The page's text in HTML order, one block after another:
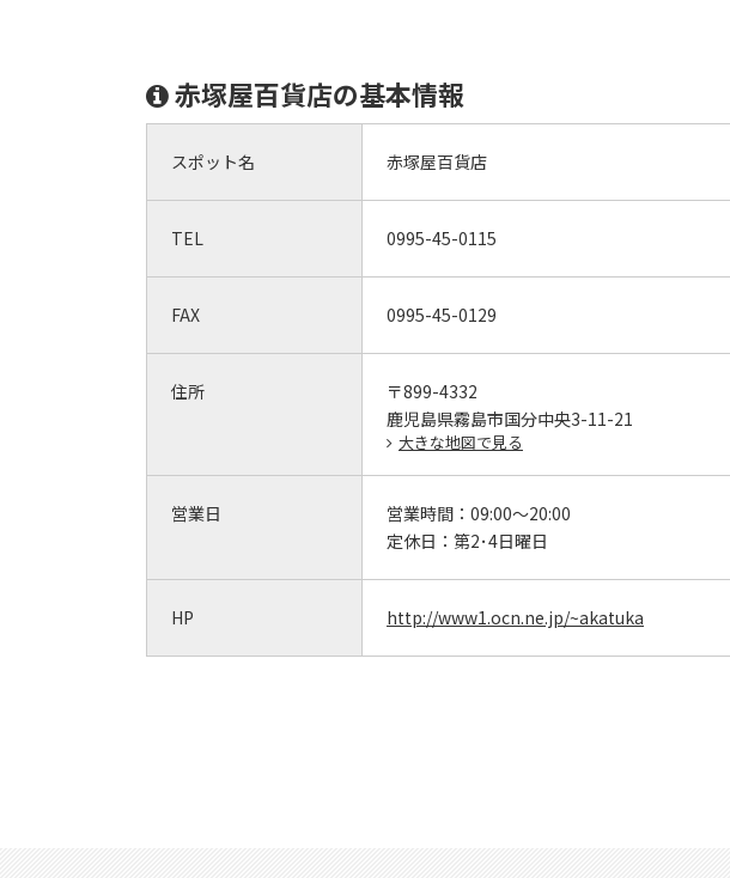
赤塚屋百貨店の基本情報
スポット名 赤塚屋百貨店
TEL 0995-45-0115
FAX 0995-45-0129
住所
〒899-4332
鹿児島県霧島市国分中央3-11-21
大きな地図で見る
営業日 営業時間： 09:00～20:00
定休日： 第2･4日曜日
HP http://www1.ocn.ne.jp/~akatuka